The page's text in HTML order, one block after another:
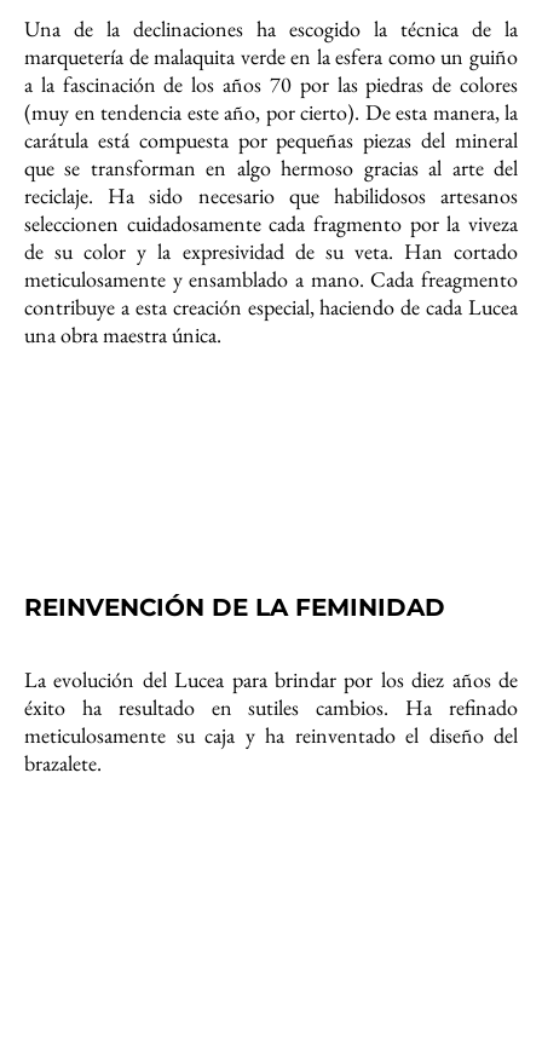
Una de la declinaciones ha escogido la técnica de la
marquetería de malaquita verde en la esfera como un guiño
a la fascinación de los años 70 por las piedras de colores
(muy en tendencia este año, por cierto). De esta manera, la
carátula está compuesta por pequeñas piezas del mineral
que se transforman en algo hermoso gracias al arte del
reciclaje. Ha sido necesario que habilidosos artesanos
seleccionen cuidadosamente cada fragmento por la viveza
de su color y la expresividad de su veta. Han cortado
meticulosamente y ensamblado a mano. Cada freagmento
contribuye a esta creación especial, haciendo de cada Lucea
una obra maestra única.
REINVENCIÓN DE LA FEMINIDAD
La evolución del Lucea para brindar por los diez años de
éxito ha resultado en sutiles cambios. Ha refinado
meticulosamente su caja y ha reinventado el diseño del
brazalete.